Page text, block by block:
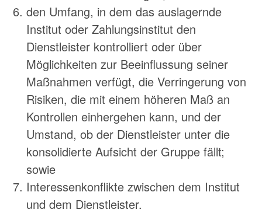
den Umfang, in dem das auslagernde
Institut oder Zahlungsinstitut den
Dienstleister kontrolliert oder über
Möglichkeiten zur Beeinflussung seiner
Maßnahmen verfügt, die Verringerung von
Risiken, die mit einem höheren Maß an
Kontrollen einhergehen kann, und der
Umstand, ob der Dienstleister unter die
konsolidierte Aufsicht der Gruppe fällt;
sowie
Interessenkonflikte zwischen dem Institut
und dem Dienstleister.